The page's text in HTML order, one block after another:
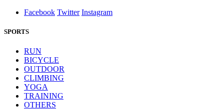
Facebook Twitter Instagram
SPORTS
RUN
BICYCLE
OUTDOOR
CLIMBING
YOGA
TRAINING
OTHERS